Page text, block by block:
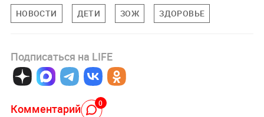
НОВОСТИ ДЕТИ ЗОЖ ЗДОРОВЬЕ
Подписаться на LIFE
Комментарий 0